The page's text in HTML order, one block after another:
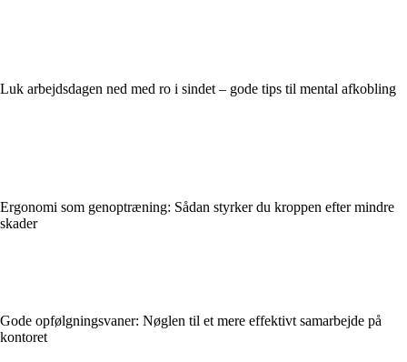
Luk arbejdsdagen ned med ro i sindet – gode tips til mental afkobling
Ergonomi som genoptræning: Sådan styrker du kroppen efter mindre
skader
Gode opfølgningsvaner: Nøglen til et mere effektivt samarbejde på
kontoret